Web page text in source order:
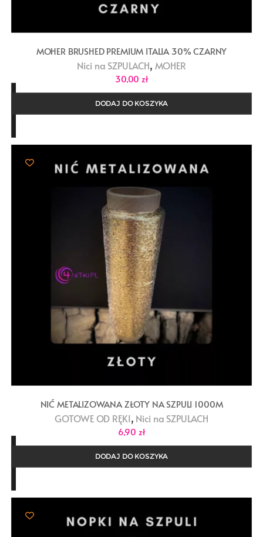
MOHER BRUSHED PREMIUM ITALIA 30% CZARNY
Nici na SZPULACH, MOHER
30,00 zł
DODAJ DO KOSZYKA
NIĆ METALIZOWANA ZŁOTY NA SZPULI 1000M
GOTOWE OD RĘKI, Nici na SZPULACH
6,90 zł
DODAJ DO KOSZYKA